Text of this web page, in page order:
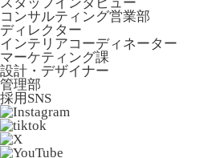
コンサルティング営業部
ディレクター
インテリアコーディネーター
マーケティング課
設計・デザイナー
管理部
採用SNS